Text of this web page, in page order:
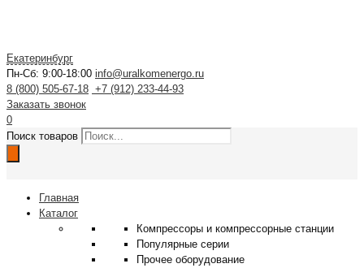
Екатеринбург
Пн-Сб: 9:00-18:00 info@uralkomenergo.ru
8 (800) 505-67-18 +7 (912) 233-44-93
Заказать звонок
0
Поиск товаров
Главная
Каталог
Компрессоры и компрессорные станции
Популярные серии
Прочее оборудование